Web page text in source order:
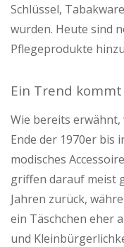
Schlüssel,
wurden. Heute sind
Pflegeprodukte
Ein Trend
Wie bereits
Ende der 1970er bis
modisches
griffen darauf meist
Jahren zurück,
ein Täschchen eher
und